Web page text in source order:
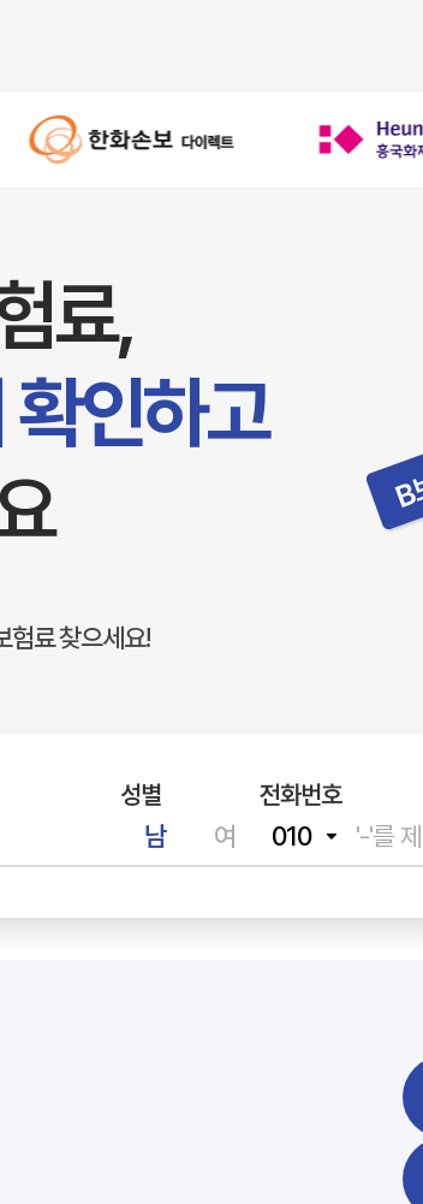
료,
인하고
험료 찾으세요!
성별
남 여
전화번호